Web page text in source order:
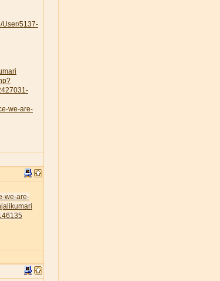
User/5137-
we-are-
we-are-